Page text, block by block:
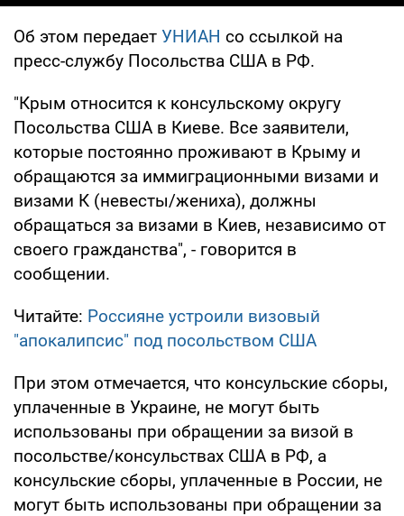
Об этом передает УНИАН со ссылкой на
пресс-службу Посольства США в РФ.
"Крым относится к консульскому округу
Посольства США в Киеве. Все заявители,
которые постоянно проживают в Крыму и
обращаются за иммиграционными визами и
визами К (невесты/жениха), должны
обращаться за визами в Киев, независимо от
своего гражданства", - говорится в
сообщении.
Читайте: Россияне устроили визовый
"апокалипсис" под посольством США
При этом отмечается, что консульские сборы,
уплаченные в Украине, не могут быть
использованы при обращении за визой в
посольстве/консульствах США в РФ, а
консульские сборы, уплаченные в России, не
могут быть использованы при обращении за